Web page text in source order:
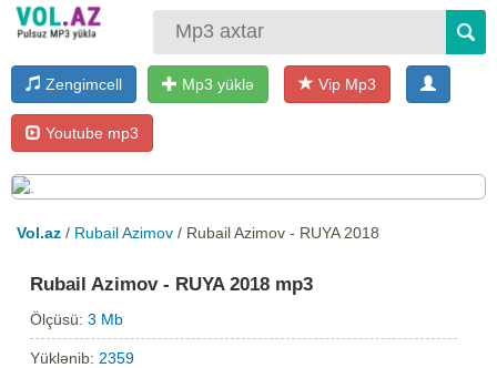
Zengimcell Mp3 yüklə Vip Mp3
Youtube mp3
Vol.az / Rubail Azimov / Rubail Azimov - RUYA 2018
Rubail Azimov - RUYA 2018 mp3
Ölçüsü:3 Mb
Yüklənib: 2359